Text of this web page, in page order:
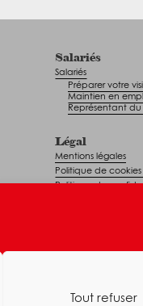
Tout refuser
Salariés
Salariés
Préparer votre
Maintien en
Représentant du
Légal
Mentions légales
Politique de cookies
Politique de